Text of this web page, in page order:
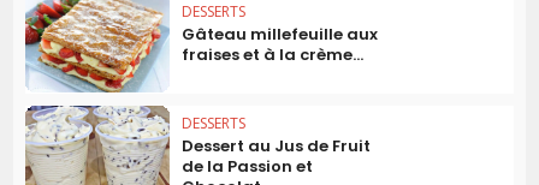
DESSERTS
Gâteau millefeuille aux
fraises et à la crème...
DESSERTS
Dessert au Jus de Fruit
de la Passion et